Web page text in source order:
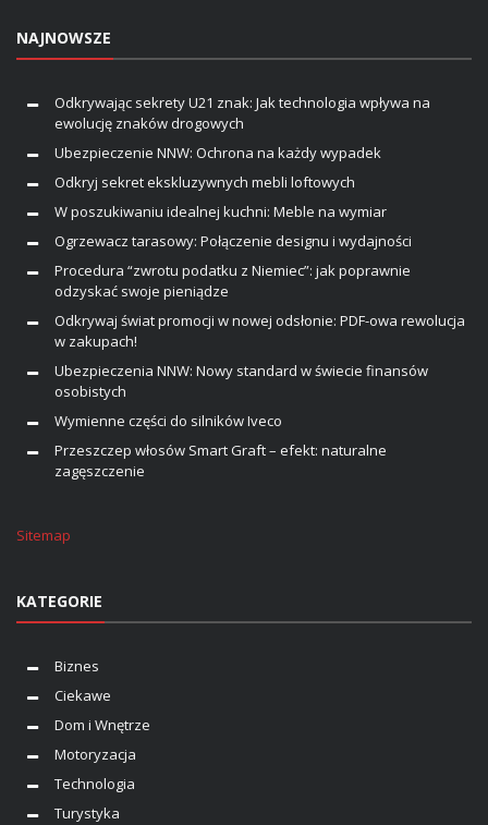
NAJNOWSZE
Odkrywając sekrety U21 znak: Jak technologia wpływa na
ewolucję znaków drogowych
Ubezpieczenie NNW: Ochrona na każdy wypadek
Odkryj sekret ekskluzywnych mebli loftowych
W poszukiwaniu idealnej kuchni: Meble na wymiar
Ogrzewacz tarasowy: Połączenie designu i wydajności
Procedura “zwrotu podatku z Niemiec”: jak poprawnie
odzyskać swoje pieniądze
Odkrywaj świat promocji w nowej odsłonie: PDF-owa rewolucja
w zakupach!
Ubezpieczenia NNW: Nowy standard w świecie finansów
osobistych
Wymienne części do silników Iveco
Przeszczep włosów Smart Graft – efekt: naturalne
zagęszczenie
Sitemap
KATEGORIE
Biznes
Ciekawe
Dom i Wnętrze
Motoryzacja
Technologia
Turystyka